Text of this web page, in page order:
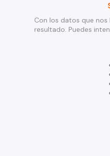
Con los datos que
resultado. Puedes